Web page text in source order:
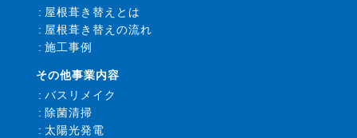
屋根葺き替えとは
屋根葺き替えの流れ
施工事例
その他事業内容
バスリメイク
除菌清掃
太陽光発電